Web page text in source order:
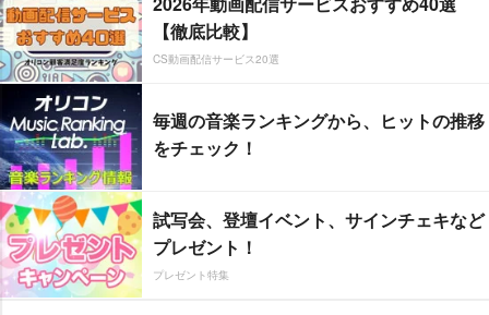
【徹底比較】
CS動画配信サービス20選
毎週の音楽ランキングから、ヒットの推移
をチェック！
試写会、登壇イベント、サインチェキなど
プレゼント！
プレゼント特集